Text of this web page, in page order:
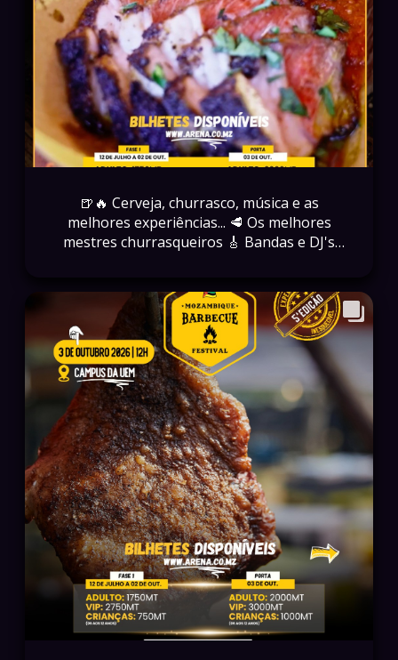
🍺🔥 Cerveja, churrasco, música e as
melhores experiências... 🥩 Os melhores
mestres churrasqueiros 🎸 Bandas e DJ's
para criar memórias inesquecíveis 📅 03 de
Outubro de 2026 📍 Campus da UEM 🎟️
Garanta já o seu bilhete em
www.arena.co.mz Porque o MBF não é
apenas um festival... é uma experiência que
se vive! 🔥🇲🇿 ⚠️ Não espere pela última
hora. Os bilhetes são limitados e os preços
voltam a aumentar na próxima fase.
#MozambiqueBarbecueFestival #MBF2026
#Maputo #ArenaEventos #Moçambique